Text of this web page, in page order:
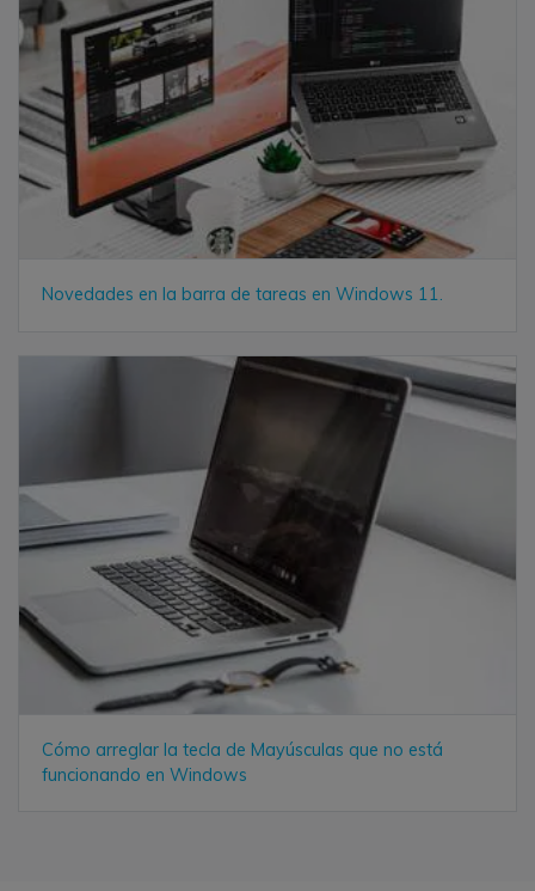
Novedades en la barra de tareas en Windows 11.
Cómo arreglar la tecla de Mayúsculas que no está
funcionando en Windows